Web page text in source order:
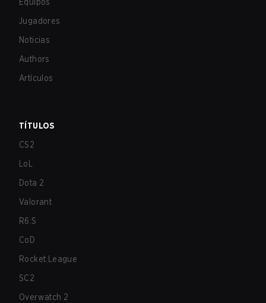
Jugadores
Noticias
Authors
Artículos
TÍTULOS
CS2
LoL
Dota 2
Valorant
R6:S
CoD
Rocket League
SC2
Overwatch 2